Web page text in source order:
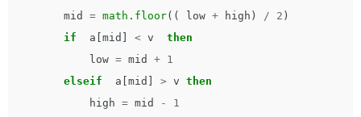
mid
= math.floor(( low + high ) / 2 )
if
a mid < v
then
low = mid + 1
elseif
a mid > v then
high = mid -
1